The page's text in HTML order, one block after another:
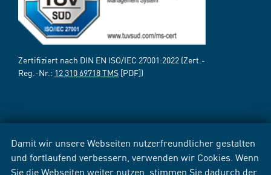
Damit wir unsere Webseiten nutzerfreundlicher gestalten
und fortlaufend verbessern, verwenden wir Cookies. Wenn
Sie die Webseiten weiter nutzen, stimmen Sie dadurch der
Zertifiziert nach DIN EN ISO/IEC 27001:2022 (Zert.-
Reg.-Nr.: 12 310 69718 TMS [PDF])